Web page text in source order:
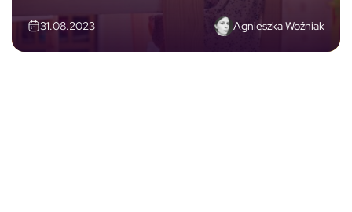
31.08.2023 Agnieszka Woźniak